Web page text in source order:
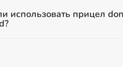
использовать прицел